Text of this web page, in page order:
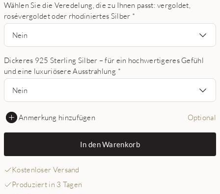
Wählen Sie die Veredelung, die zu Ihnen passt: vergoldet,
rosévergoldet oder rhodiniertes Silber *
Nein
Dickeres 925 Sterling Silber – für ein hochwertigeres Gefühl
und eine luxuriösere Ausstrahlung *
Nein
Anmerkung hinzufügen Optional
In den Warenkorb
Kostenloser Versand
Produziert in 3 Tagen